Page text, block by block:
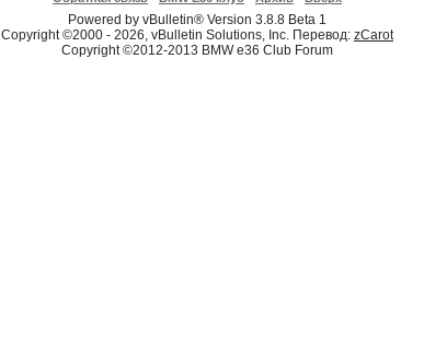
Powered by vBulletin® Version 3.8.8 Beta 1
Copyright ©2000 - 2026, vBulletin Solutions, Inc. Перевод: zCarot
Copyright ©2012-2013 BMW e36 Club Forum